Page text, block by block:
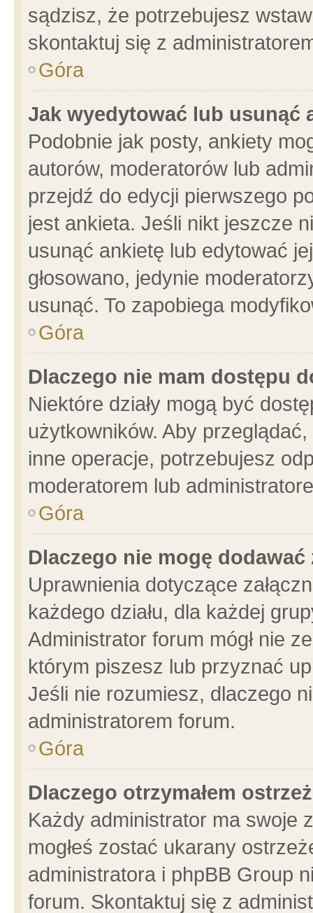
sądzisz, że potrzebujesz
skontaktuj się z
Góra
Jak wyedytować lub usunąć
Podobnie jak posty, ankiety
autorów, moderatorów lub
przejdź do edycji pierwszego
jest ankieta. Jeśli nikt jeszcze
usunąć ankietę lub edytować
głosowano, jedynie
usunąć. To zapobiega
Góra
Dlaczego nie mam dostępu
Niektóre działy mogą być
użytkowników. Aby
inne operacje, potrzebujesz
moderatorem lub
Góra
Dlaczego nie mogę dodawać
Uprawnienia dotyczące
każdego działu, dla każdej
Administrator forum mógł nie
którym piszesz lub przyznać
Jeśli nie rozumiesz, dlaczego
administratorem forum.
Góra
Dlaczego otrzymałem
Każdy administrator ma swoje
mogłeś zostać ukarany
administratora i phpBB Group
forum. Skontaktuj się z